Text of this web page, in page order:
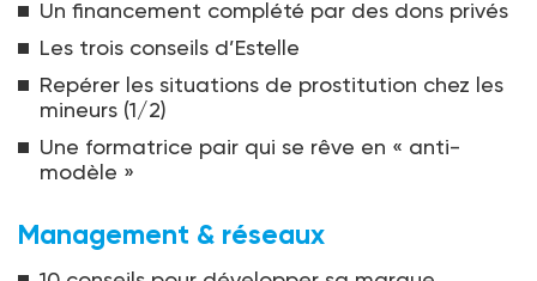
Un financement complété par des dons privés
Les trois conseils d’Estelle
Repérer les situations de prostitution chez les
mineurs (1/2)
Une formatrice pair qui se rêve en « anti-
modèle »
Management & réseaux